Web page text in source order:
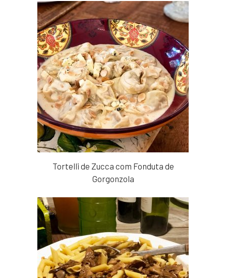
Tortelli de Zucca com Fonduta de
Gorgonzola